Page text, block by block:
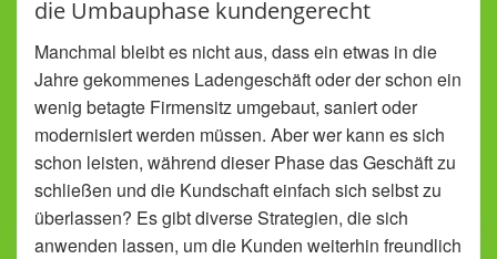
die Umbauphase kundengerecht
Manchmal bleibt es nicht aus, dass ein etwas in die
Jahre gekommenes Ladengeschäft oder der schon ein
wenig betagte Firmensitz umgebaut, saniert oder
modernisiert werden müssen. Aber wer kann es sich
schon leisten, während dieser Phase das Geschäft zu
schließen und die Kundschaft einfach sich selbst zu
überlassen? Es gibt diverse Strategien, die sich
anwenden lassen, um die Kunden weiterhin freundlich